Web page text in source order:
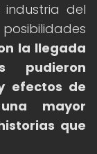
del
la llegada
pudieron
efectos de
mayor
que